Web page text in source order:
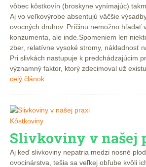
vôbec kôstkovín (broskyne vynímajúc)
Aj vo veľkovýrobe absentujú väčšie
ovocných druhov. Príčinu nemožno hľadať
konzumenta, ale inde.Spomeniem len
zber, relatívne vysoké stromy, nákladnosť
Pri slivkách nastupuje k predchádzajúcim
významný faktor, ktorý zdecimoval už
celý článok
Kôstkoviny
Slivkoviny v našej
Aj keď slivkoviny nepatria medzi nosné
ovocinárstva, tešia sa veľkej obľube kvôli